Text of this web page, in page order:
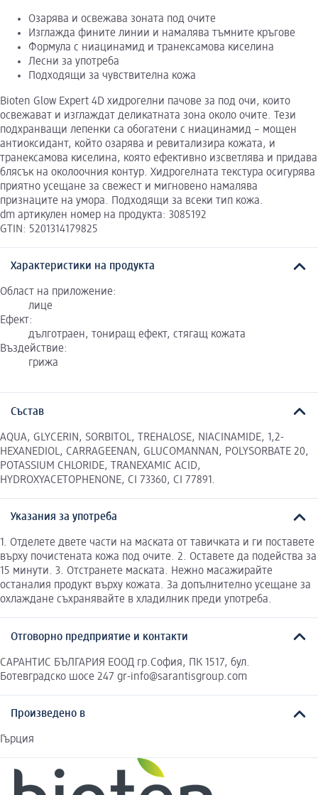
Озарява и освежава зоната под очите
Изглажда фините линии и намалява тъмните кръгове
Формула с ниацинамид и транексамова киселина
Лесни за употреба
Подходящи за чувствителна кожа
Bioten Glow Expert 4D хидрогелни пачове за под очи, които
освежават и изглаждат деликатната зона около очите. Тези
подхранващи лепенки са обогатени с ниацинамид – мощен
антиоксидант, който озарява и ревитализира кожата, и
транексамова киселина, която ефективно изсветлява и придава
блясък на околоочния контур. Хидрогелната текстура осигурява
приятно усещане за свежест и мигновено намалява
признаците на умора. Подходящи за всеки тип кожа.
dm артикулен номер на продукта: 3085192
GTIN: 5201314179825
Характеристики на продукта
Област на приложение:
лице
Ефект:
дълготраен, тониращ ефект, стягащ кожата
Въздействие:
грижа
Състав
AQUA, GLYCERIN, SORBITOL, TREHALOSE, NIACINAMIDE, 1,2-
HEXANEDIOL, CARRAGEENAN, GLUCOMANNAN, POLYSORBATE 20,
POTASSIUM CHLORIDE, TRANEXAMIC ACID,
HYDROXYACETOPHENONE, CI 73360, CI 77891.
Указания за употреба
1. Отделете двете части на маската от тавичката и ги поставете
върху почистената кожа под очите. 2. Оставете да подейства за
15 минути. 3. Отстранете маската. Нежно масажирайте
останалия продукт върху кожата. За допълнително усещане за
охлаждане съхранявайте в хладилник преди употреба.
Отговорно предприятие и контакти
САРАНТИС БЪЛГАРИЯ ЕООД гр.София, ПК 1517, бул.
Ботевградско шосе 247 gr-info@sarantisgroup.com
Произведено в
Гърция